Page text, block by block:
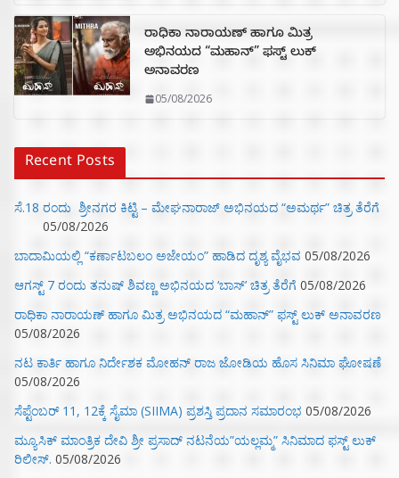
ರಾಧಿಕಾ ನಾರಾಯಣ್ ಹಾಗೂ ಮಿತ್ರ
ಅಭಿನಯದ “ಮಹಾನ್” ಫಸ್ಟ್ ಲುಕ್
ಅನಾವರಣ
05/08/2026
Recent Posts
ಸೆ.18 ರಂದು ಶ್ರೀನಗರ ಕಿಟ್ಟಿ – ಮೇಘನಾರಾಜ್ ಅಭಿನಯದ “ಅಮರ್ಥ” ಚಿತ್ರ ತೆರೆಗೆ
05/08/2026
ಬಾದಾಮಿಯಲ್ಲಿ “ಕರ್ಣಾಟಬಲಂ ಅಜೇಯಂ” ಹಾಡಿದ ದೃಶ್ಯ ವೈಭವ 05/08/2026
ಆಗಸ್ಟ್ 7 ರಂದು ತನುಷ್ ಶಿವಣ್ಣ ಅಭಿನಯದ ‘ಬಾಸ್’ ಚಿತ್ರ ತೆರೆಗೆ 05/08/2026
ರಾಧಿಕಾ ನಾರಾಯಣ್ ಹಾಗೂ ಮಿತ್ರ ಅಭಿನಯದ “ಮಹಾನ್” ಫಸ್ಟ್ ಲುಕ್ ಅನಾವರಣ
05/08/2026
ನಟ ಕಾರ್ತಿ ಹಾಗೂ ನಿರ್ದೇಶಕ ಮೋಹನ್ ರಾಜ ಜೋಡಿಯ ಹೊಸ ಸಿನಿಮಾ ಘೋಷಣೆ
05/08/2026
ಸೆಪ್ಟೆಂಬರ್ 11, 12ಕ್ಕೆ ಸೈಮಾ (SIIMA) ಪ್ರಶಸ್ತಿ ಪ್ರದಾನ ಸಮಾರಂಭ 05/08/2026
ಮ್ಯೂಸಿಕ್‌ ಮಾಂತ್ರಿಕ ದೇವಿ ಶ್ರೀ ಪ್ರಸಾದ್ ನಟನೆಯ”ಯಲ್ಲಮ್ಮ” ಸಿನಿಮಾದ ಫಸ್ಟ್‌ ಲುಕ್‌
ರಿಲೀಸ್. 05/08/2026